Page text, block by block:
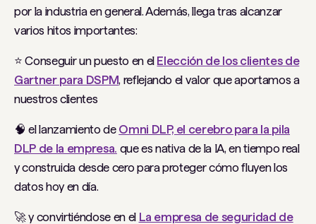
por la industria en general. Además, llega tras alcanzar
varios hitos importantes:
⭐ Conseguir un puesto en el Elección de los clientes de
Gartner para DSPM, reflejando el valor que aportamos a
nuestros clientes
🧠 el lanzamiento de Omni DLP, el cerebro para la pila
DLP de la empresa. que es nativa de la IA, en tiempo real
y construida desde cero para proteger cómo fluyen los
datos hoy en día.
🚀 y convirtiéndose en el La empresa de seguridad de